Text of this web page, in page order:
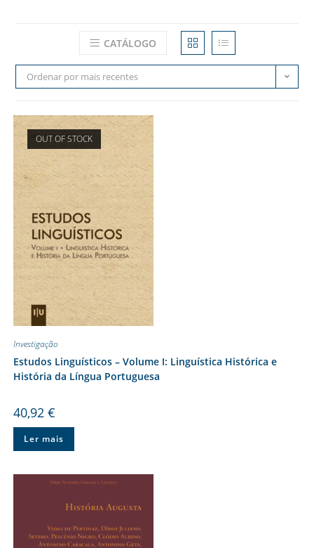
CATÁLOGO
Ordenar por mais recentes
OUT OF STOCK
Investigação
Estudos Linguísticos – Volume I: Linguística Histórica e
História da Língua Portuguesa
40,92 €
Ler mais